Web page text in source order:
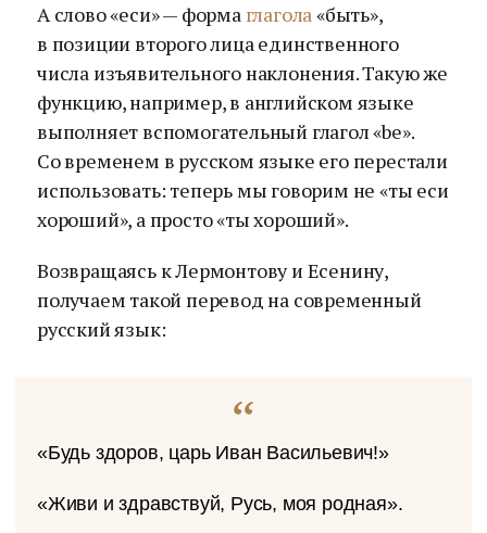
А слово «еси» — форма глагола«быть»,
в позиции второго лица единственного
числа изъявительного наклонения. Такую же
функцию, например, в английском языке
выполняет вспомогательный глагол «be».
Со временем в русском языке его перестали
использовать: теперь мы говорим не «ты еси
хороший», а просто «ты хороший».
Возвращаясь к Лермонтову и Есенину,
получаем такой перевод на современный
русский язык:
«Будь здоров, царь Иван Васильевич!»
«Живи и здравствуй, Русь, моя родная».